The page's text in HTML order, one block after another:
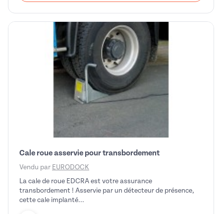
Cale roue asservie pour transbordement
Vendu par EURODOCK
La cale de roue EDCRA est votre assurance
transbordement ! Asservie par un détecteur de présence,
cette cale implanté...